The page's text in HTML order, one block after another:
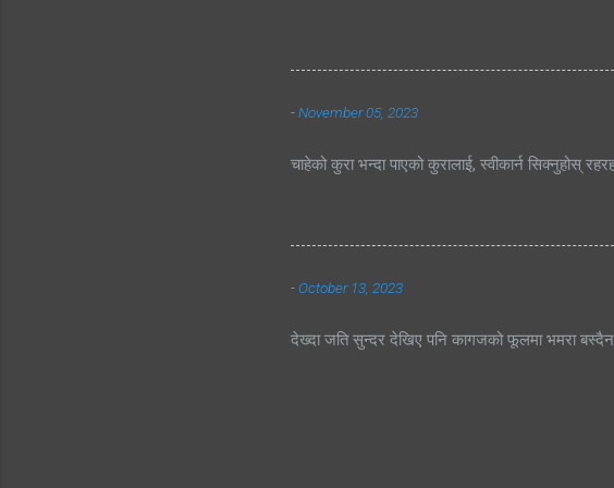
-November 05, 2023
चाहेको कुरा भन्दा पाएको कुरालाई, स्वीकार्न सिक्नुहोस्
-October 13, 2023
देख्दा जति सुन्दर देखिए पनि कागजको फूलमा भमरा बस्दैन